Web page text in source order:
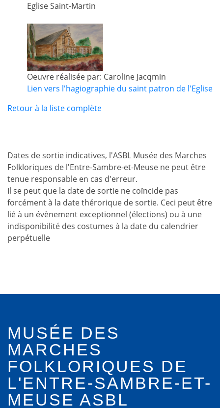
Eglise Saint-Martin
Oeuvre réalisée par: Caroline Jacqmin
Lien vers l'hagiographie du saint patron de l'Eglise
Retour à la liste complète
Dates de sortie indicatives, l'ASBL Musée des Marches
Folkloriques de l'Entre-Sambre-et-Meuse ne peut être
tenue responsable en cas d'erreur.
Il se peut que la date de sortie ne coïncide pas
forcément à la date thérorique de sortie. Ceci peut être
lié à un évènement exceptionnel (élections) ou à une
indisponibilité des costumes à la date du calendrier
perpétuelle
MUSÉE DES
MARCHES
FOLKLORIQUES DE
L'ENTRE-SAMBRE-ET-
MEUSE ASBL